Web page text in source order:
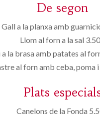
De segon
Gall a la planxa amb
Llom al forn a la sal
a la brasa amb patates al
al forn amb ceba, poma
Plats
Canelons de la Fonda